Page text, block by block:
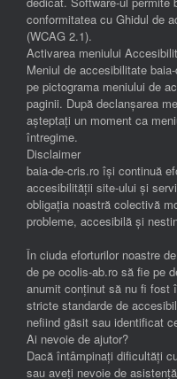
conformitatea cu Ghidul de
(WCAG 2.1).
Activarea meniului
Meniul de accesibilitate
pe pictograma meniului de
paginii. După declanșarea
așteptați un moment ca
întregime.
Disclaimer
baia-de-cris.ro își continuă
accesibilității site-ului și
obligația noastră colectivă
probleme, accesibilă și
În ciuda eforturilor noastre
de pe ocolis-ab.ro să fie pe
anumit conținut să nu fi fost
stricte standarde de
nefiind găsit sau identificat
Ai nevoie de ajutor?
Dacă întâmpinați dificultăți
sau aveți nevoie de